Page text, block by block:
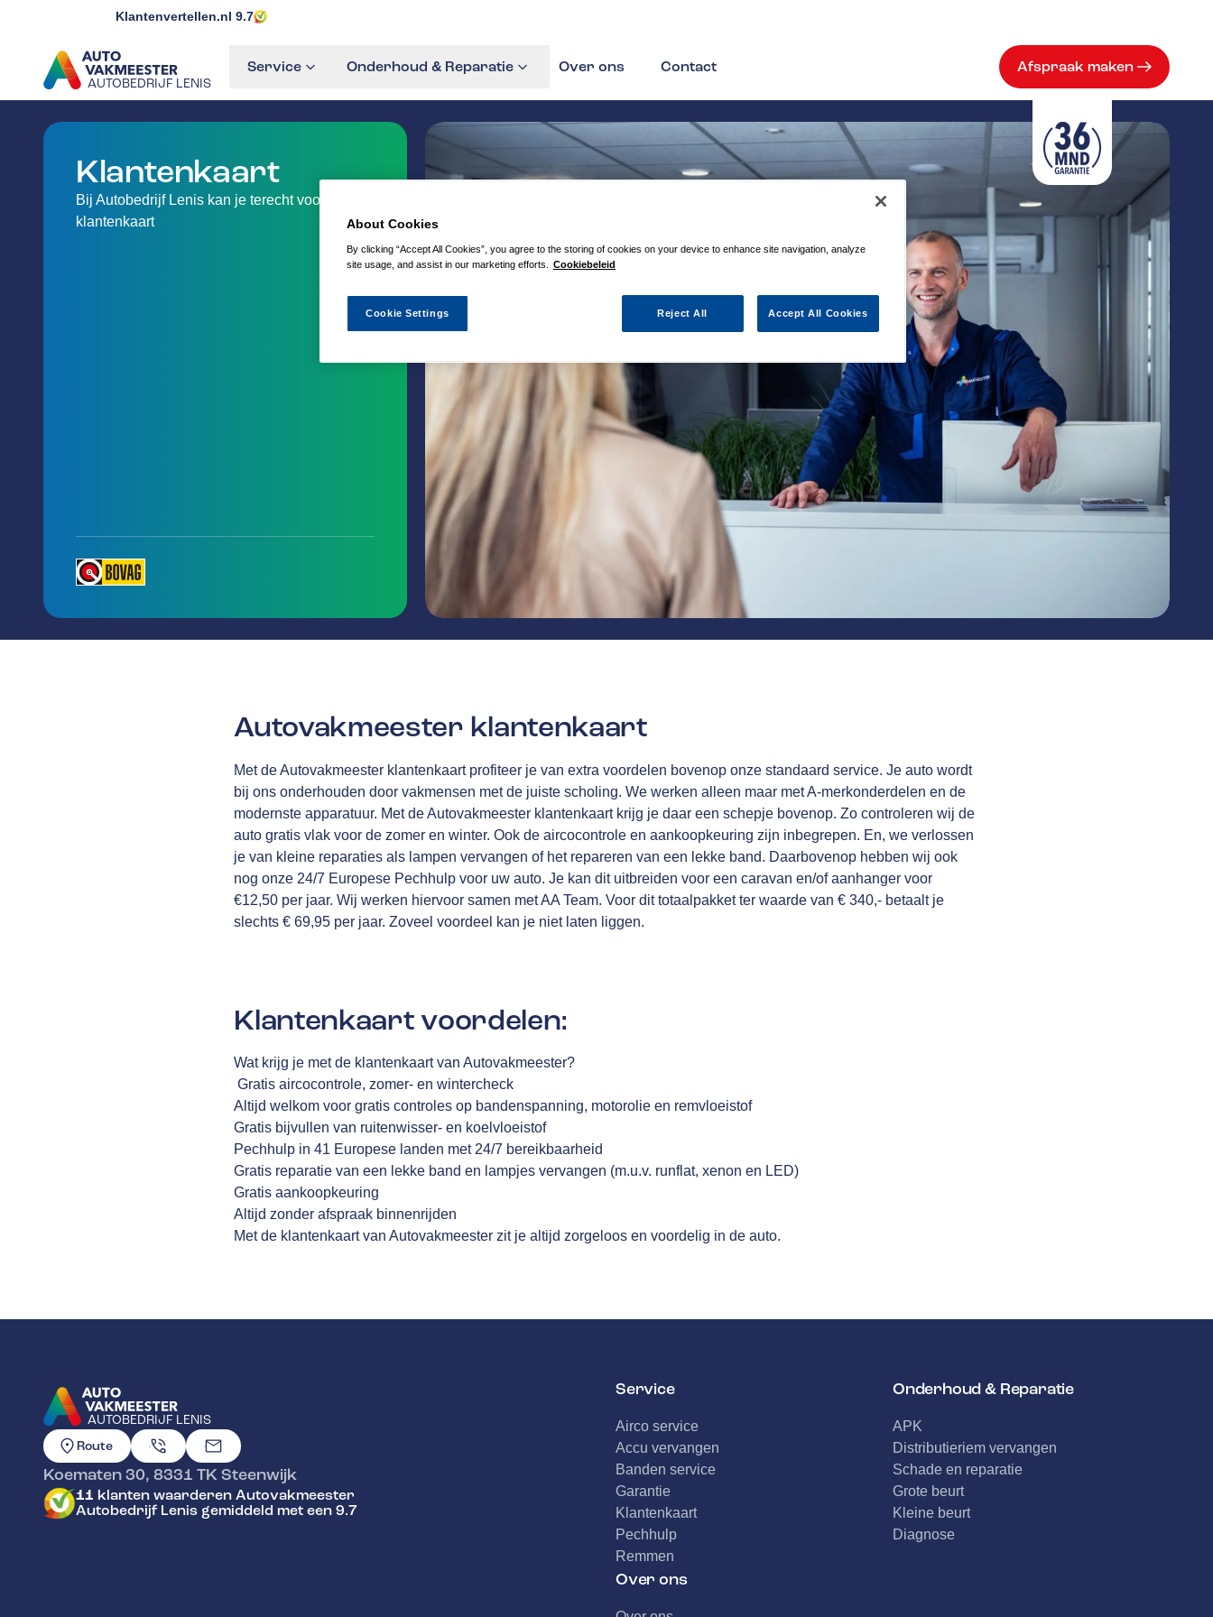
Klantenvertellen.nl 9.7
AUTOBEDRIJF LENIS
GA NAAR DE HOMEPAGINA
Service Onderhoud & Reparatie Over ons Contact Afspraak maken
Klantenkaart
Bij Autobedrijf Lenis kan je terecht voor uw
klantenkaart
Autovakmeester klantenkaart
Met de Autovakmeester klantenkaart profiteer je van extra voordelen bovenop onze standaard service. Je auto wordt
bij ons onderhouden door vakmensen met de juiste scholing. We werken alleen maar met A-merkonderdelen en de
modernste apparatuur. Met de Autovakmeester klantenkaart krijg je daar een schepje bovenop. Zo controleren wij de
auto gratis vlak voor de zomer en winter. Ook de aircocontrole en aankoopkeuring zijn inbegrepen. En, we verlossen
je van kleine reparaties als lampen vervangen of het repareren van een lekke band. Daarbovenop hebben wij ook
nog onze 24/7 Europese Pechhulp voor uw auto. Je kan dit uitbreiden voor een caravan en/of aanhanger voor
€12,50 per jaar. Wij werken hiervoor samen metAA Team. Voor dit totaalpakket ter waarde van € 340,- betaalt je
slechts € 69,95 per jaar. Zoveel voordeel kan je niet laten liggen.
Klantenkaart voordelen:
Wat krijg je met de klantenkaart van Autovakmeester?
Gratis aircocontrole, zomer- en wintercheck
Altijd welkom voor gratis controles op bandenspanning, motorolie en remvloeistof
Gratis bijvullen van ruitenwisser- en koelvloeistof
Pechhulp in 41 Europese landen met 24/7 bereikbaarheid
Gratis reparatie van een lekke band en lampjes vervangen (m.u.v. runflat, xenon en LED)
Gratis aankoopkeuring
Altijd zonder afspraak binnenrijden
Met de klantenkaart van Autovakmeester zit je altijd zorgeloos en voordelig in de auto.
AUTOBEDRIJF LENIS
GA NAAR DE HOMEPAGINA
Route
Koematen 30, 8331 TKSteenwijk
11 klanten waarderen Autovakmeester
Autobedrijf Lenis gemiddeld met een 9.7
Service
Airco service
Accu vervangen
Banden service
Garantie
Klantenkaart
Pechhulp
Remmen
Onderhoud & Reparatie
APK
Distributieriem vervangen
Schade en reparatie
Grote beurt
Kleine beurt
Diagnose
Over ons
About Cookies
By clicking “Accept All Cookies”, you agree to the storing of cookies on your device to enhance site navigation, analyze
site usage, and assist in our marketing efforts.
Cookiebeleid
Reject All Accept All Cookies
Cookie Settings